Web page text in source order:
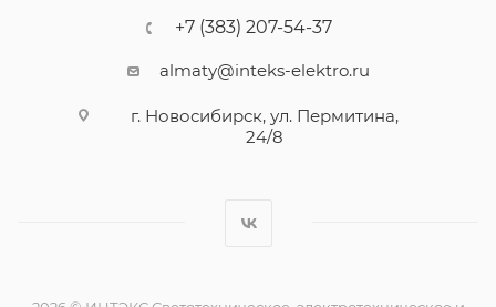
+7 (383) 207-54-37
almaty@inteks-elektro.ru
г. Новосибирск, ул. Пермитина,
24/8